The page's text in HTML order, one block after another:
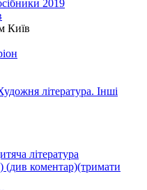
2019
Київ
література. Інші
література
коментар)(тримати